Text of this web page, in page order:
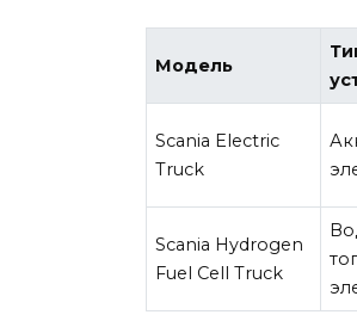
Модель
Scania Electric
Truck
Scania Hydrogen
Fuel Cell Truck